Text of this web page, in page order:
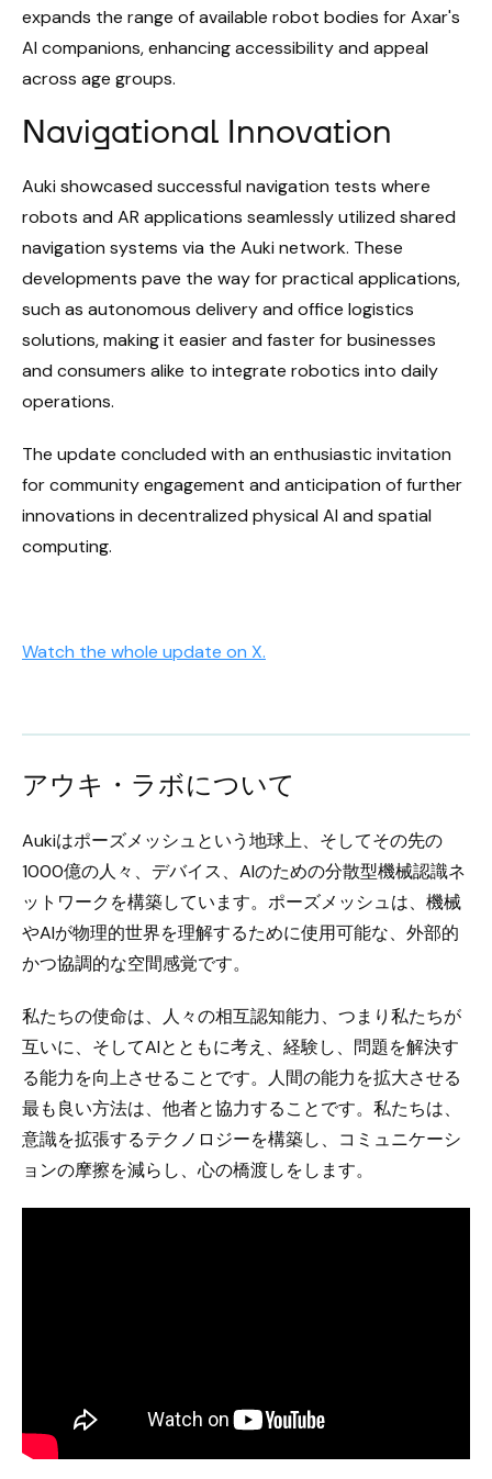
expands the range of available robot bodies for Axar's
AI companions, enhancing accessibility and appeal
across age groups.
Navigational Innovation
Auki showcased successful navigation tests where
robots and AR applications seamlessly utilized shared
navigation systems via the Auki network. These
developments pave the way for practical applications,
such as autonomous delivery and office logistics
solutions, making it easier and faster for businesses
and consumers alike to integrate robotics into daily
operations.
The update concluded with an enthusiastic invitation
for community engagement and anticipation of further
innovations in decentralized physical AI and spatial
computing.
Watch the whole update on X.
アウキ・ラボについて
Aukiはポーズメッシュという地球上、そしてその先の
1000億の人々、デバイス、AIのための分散型機械認識ネ
ットワークを構築しています。ポーズメッシュは、機械
やAIが物理的世界を理解するために使用可能な、外部的
かつ協調的な空間感覚です。
私たちの使命は、人々の相互認知能力、つまり私たちが
互いに、そしてAIとともに考え、経験し、問題を解決す
る能力を向上させることです。人間の能力を拡大させる
最も良い方法は、他者と協力することです。私たちは、
意識を拡張するテクノロジーを構築し、コミュニケーシ
ョンの摩擦を減らし、心の橋渡しをします。